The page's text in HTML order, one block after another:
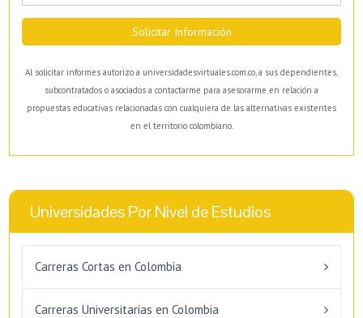
Solicitar Información
Al solicitar informes autorizo a universidadesvirtuales.com.co, a sus dependientes,
subcontratados o asociados a contactarme para asesorarme en relación a
propuestas educativas relacionadas con cualquiera de las alternativas existentes
en el territorio colombiano.
Universidades Por Nivel de Estudios
Carreras Cortas en Colombia
Carreras Universitarias en Colombia